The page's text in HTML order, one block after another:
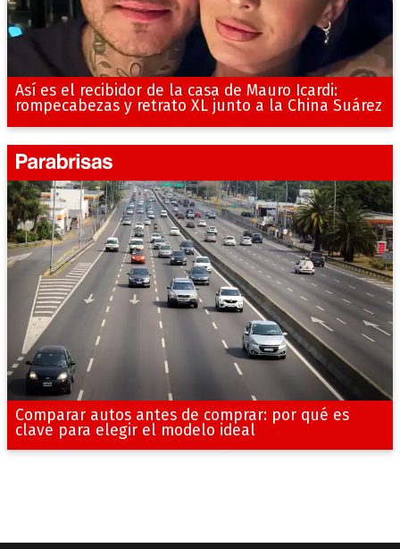
Así es el recibidor de la casa de Mauro Icardi:
rompecabezas y retrato XL junto a la China Suárez
Comparar autos antes de comprar: por qué es
clave para elegir el modelo ideal